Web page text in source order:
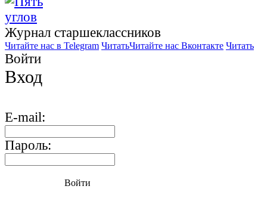
Журнал старшекласcников
Читайте нас в Telegram ЧитатьЧитайте нас Вконтакте Читать
Войти
Вход
E-mail:
Пароль:
Войти